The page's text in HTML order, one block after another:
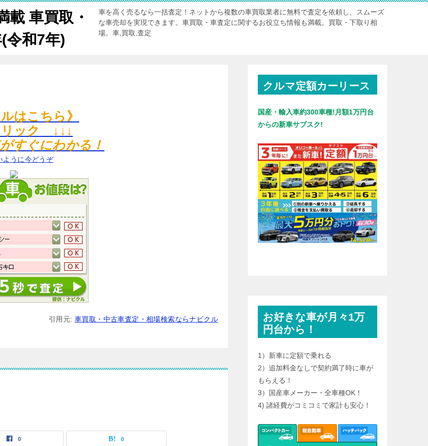
載 車買取・
令和7年)
車を高く売るなら一括査定！ネットから複数の車買取業者に無料で査定を依頼し、スムーズ
な車売却を実現できます。車買取・車査定に関するお役立ち情報も満載。買取・下取り相
場。車,買取,査定
はこちら》
ック ↓↓↓
すぐにわかる！
ように今どうぞ
引用元: 車買取・中古車査定・相場検索ならナビクル
0 0
クルマ定額カーリース
国産・輸入車約300車種!月額1万円台
からの新車サブスク!
お好きな車が月々1万
円台から！
1）新車に定額で乗れる
2）追加料金なしで契約満了時に車が
もらえる！
3）国産車メーカー・全車種OK！
4) 諸経費がコミコミで家計も安心！